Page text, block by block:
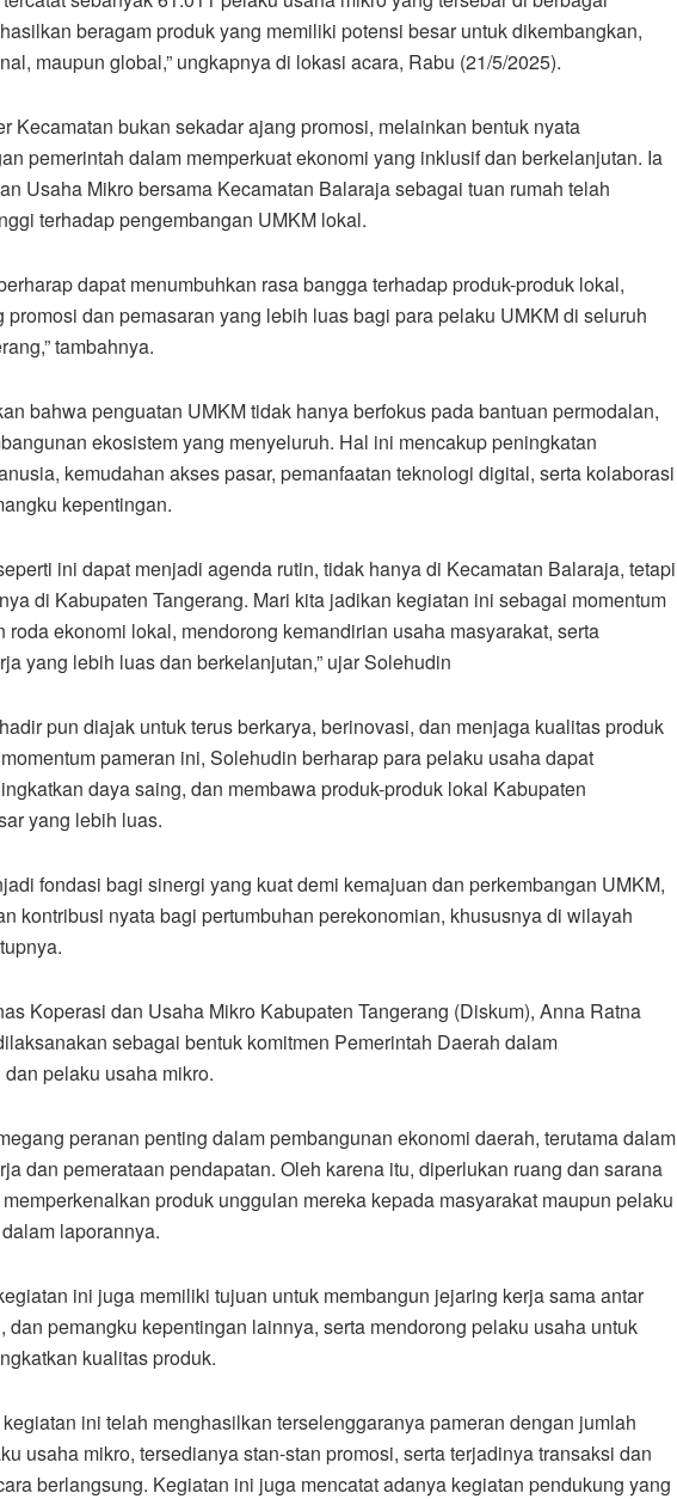
beragam produk yang memiliki potensi besar untuk dikembangkan,
maupun global,” ungkapnya di lokasi acara, Rabu (21/5/2025).
Kecamatan bukan sekadar ajang promosi, melainkan bentuk nyata
pemerintah dalam memperkuat ekonomi yang inklusif dan berkelanjutan. Ia
Usaha Mikro bersama Kecamatan Balaraja sebagai tuan rumah telah
terhadap pengembangan UMKM lokal.
dapat menumbuhkan rasa bangga terhadap produk-produk lokal,
dan pemasaran yang lebih luas bagi para pelaku UMKM di seluruh
tambahnya.
bahwa penguatan UMKM tidak hanya berfokus pada bantuan permodalan,
ekosistem yang menyeluruh. Hal ini mencakup peningkatan
kemudahan akses pasar, pemanfaatan teknologi digital, serta kolaborasi
kepentingan.
ini dapat menjadi agenda rutin, tidak hanya di Kecamatan Balaraja, tetapi
di Kabupaten Tangerang. Mari kita jadikan kegiatan ini sebagai momentum
roda ekonomi lokal, mendorong kemandirian usaha masyarakat, serta
yang lebih luas dan berkelanjutan,” ujar Solehudin
pun diajak untuk terus berkarya, berinovasi, dan menjaga kualitas produk
pameran ini, Solehudin berharap para pelaku usaha dapat
daya saing, dan membawa produk-produk lokal Kabupaten
yang lebih luas.
fondasi bagi sinergi yang kuat demi kemajuan dan perkembangan UMKM,
kontribusi nyata bagi pertumbuhan perekonomian, khususnya di wilayah
Koperasi dan Usaha Mikro Kabupaten Tangerang (Diskum), Anna Ratna
sebagai bentuk komitmen Pemerintah Daerah dalam
pelaku usaha mikro.
peranan penting dalam pembangunan ekonomi daerah, terutama dalam
dan pemerataan pendapatan. Oleh karena itu, diperlukan ruang dan sarana
produk unggulan mereka kepada masyarakat maupun pelaku
laporannya.
ini juga memiliki tujuan untuk membangun jejaring kerja sama antar
dan pemangku kepentingan lainnya, serta mendorong pelaku usaha untuk
kualitas produk.
ini telah menghasilkan terselenggaranya pameran dengan jumlah
usaha mikro, tersedianya stan-stan promosi, serta terjadinya transaksi dan
berlangsung. Kegiatan ini juga mencatat adanya kegiatan pendukung yang